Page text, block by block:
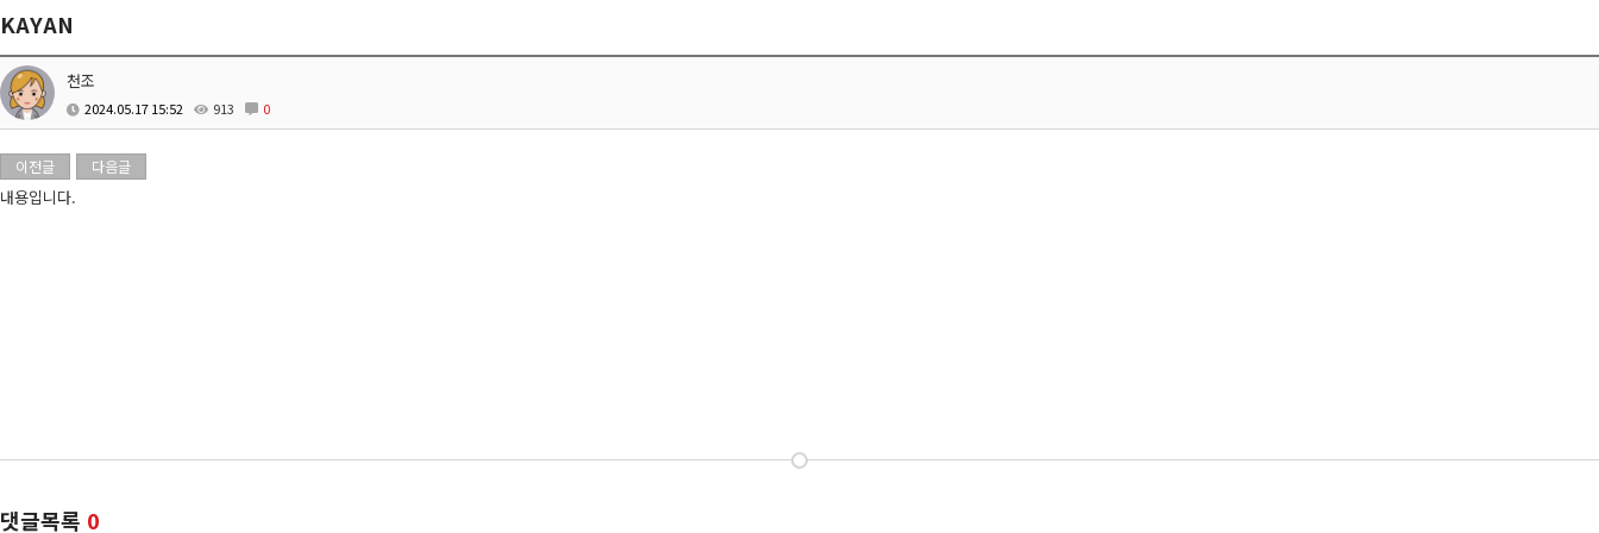
KAYAN
천조
2024.05.17 15:52 913 0
이전글 다음글
내용입니다.
댓글목록 0